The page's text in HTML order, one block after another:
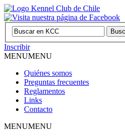
Inscribir
MENUMENU
Quiénes somos
Preguntas frecuentes
Reglamentos
Links
Contacto
MENUMENU